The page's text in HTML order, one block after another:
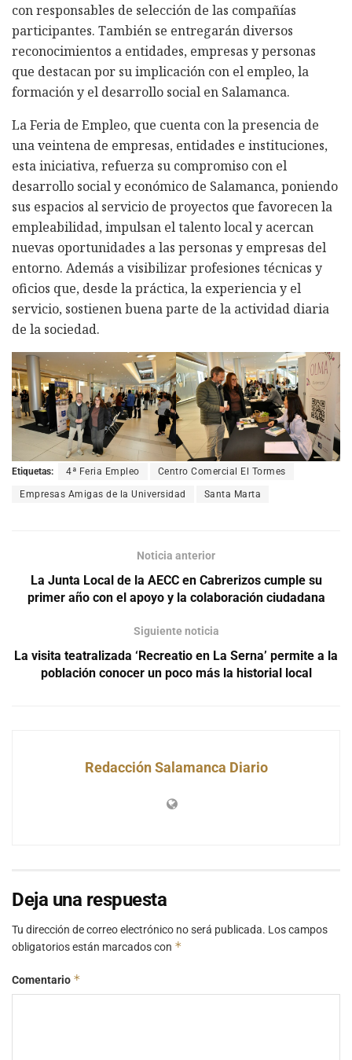
con responsables de selección de las compañías
participantes. También se entregarán diversos
reconocimientos a entidades, empresas y personas
que destacan por su implicación con el empleo, la
formación y el desarrollo social en Salamanca.
La Feria de Empleo, que cuenta con la presencia de
una veintena de empresas, entidades e instituciones,
esta iniciativa, refuerza su compromiso con el
desarrollo social y económico de Salamanca, poniendo
sus espacios al servicio de proyectos que favorecen la
empleabilidad, impulsan el talento local y acercan
nuevas oportunidades a las personas y empresas del
entorno. Además a visibilizar profesiones técnicas y
oficios que, desde la práctica, la experiencia y el
servicio, sostienen buena parte de la actividad diaria
de la sociedad.
Etiquetas: 4ª Feria Empleo Centro Comercial El Tormes
Empresas Amigas de la Universidad Santa Marta
Noticia anterior
La Junta Local de la AECC en Cabrerizos cumple su
primer año con el apoyo y la colaboración ciudadana
Siguiente noticia
La visita teatralizada ‘Recreatio en La Serna’ permite a la
población conocer un poco más la historial local
Redacción Salamanca Diario
Deja una respuesta
Tu dirección de correo electrónico no será publicada. Los campos
obligatorios están marcados con *
Comentario *